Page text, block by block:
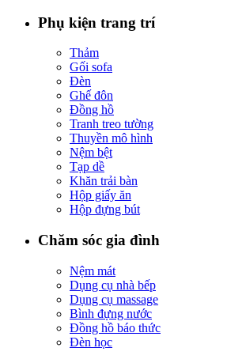
Phụ kiện trang trí
Thảm
Gối sofa
Đèn
Ghế đôn
Đồng hồ
Tranh treo tường
Thuyền mô hình
Nệm bệt
Tạp dề
Khăn trải bàn
Hộp giấy ăn
Hộp đựng bút
Chăm sóc gia đình
Nệm mát
Dụng cụ nhà bếp
Dụng cụ massage
Bình đựng nước
Đồng hồ báo thức
Đèn học